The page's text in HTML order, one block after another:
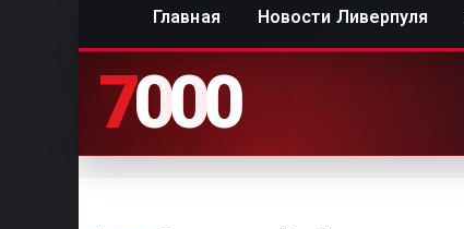
Главная Новости Ливерпуля
7000